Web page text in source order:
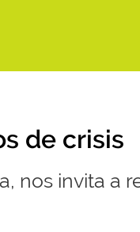
de crisis
nos invita a